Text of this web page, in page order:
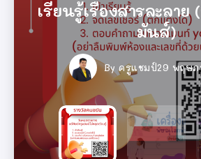
เกมสุ่มเลขที่นั
ทำเนียบศิษย์ครูแชม
2569
By ครูแชมป์14 มิ
เรียนรู้เรื่องสารละล
มันส์)
By ครูแชมป์ 29 พฤ
เครื่องแบบนักเรีย
พิษณุโลกพิท
By ครูแชมป์5 พฤ
เกมสุ่มเลขที่นั
ทำเนียบศิษย์ครูแชม
2569
By ครูแชมป์14 มิ
เรียนรู้เรื่องสารละลา
มันส์)
By ครูแชมป์ 29 พฤษภ
เครื่องแบบนักเรียนโร
พิษณุโลกพิทยาค
By ครูแชมป์5 พฤษภาคม
เกมสุ่มเลขที่นักเรี
By
ทำเนียบศิษย์ครูแชมป์ ปี
2569
By ครูแชมป์14 มิถุนายน
เรียนรู้เรื่องสารละลาย
มันส์)
By ครูแชมป์29 พฤษภาค
เครื่องแบบนักเรียนโร
พิษณุโลกพิทยาค
By ครูแชมป์5 พฤษภาคม